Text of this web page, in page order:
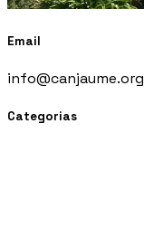
Email
info@canjaume.org
Categorias